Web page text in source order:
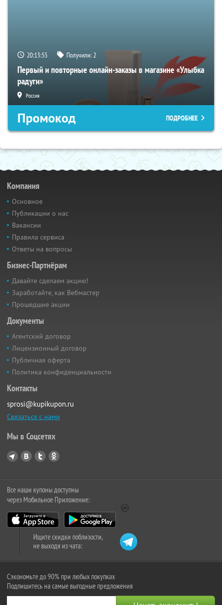
20:13:54 Получили:2
Первый и повторные онлайн-заказы в магазине «Улыбка
радуги»
Россия
Промокод ПОДРОБНЕЕ
Компания
Основное
Публикации о нас
Вакансии
Правила сервиса
Ответы на вопросы
Бизнес-Партнёрам
Давайте сделаем акцию!
Заработайте, как Вебмастер
Прошедшие акции
Документы
Агентский договор
Лицензионный договор
Публичная оферта
Политика конфиденциальности
Контакты
sprosi@kupikupon.ru
Связаться с нами
Мы в Соцсетях
Все наши купоны доступны
через Мобильное Приложение:
Ищите скидки поблизости,
не выходя из чата:
Сэкономьте до 90% при любых покупках
Подпишитесь на самые выгодные предложения